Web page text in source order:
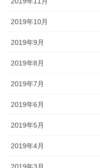
2019年10月
2019年9月
2019年8月
2019年7月
2019年6月
2019年5月
2019年4月
2019年3月